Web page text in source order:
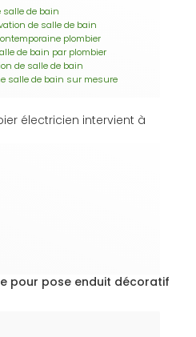
de bain
de salle de bain
plombier
de bain par plombier
de salle de bain
salle de bain sur mesure
électricien intervient à
pour pose enduit décoratif